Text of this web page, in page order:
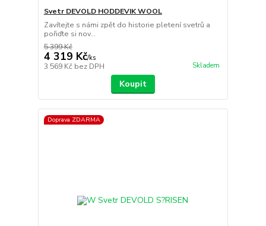
Svetr DEVOLD HODDEVIK WOOL
Zavítejte s námi zpět do historie pletení svetrů a
pořiďte si nov...
5 399 Kč
4 319 Kč/ks
3 569 Kč bez DPH Skladem
Koupit
Doprava ZDARMA